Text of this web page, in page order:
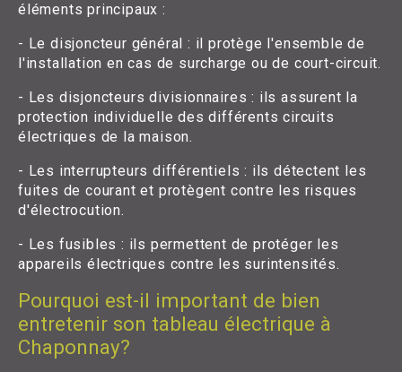
éléments principaux :
- Le disjoncteur général : il protège l'ensemble de
l'installation en cas de surcharge ou de court-circuit.
- Les disjoncteurs divisionnaires : ils assurent la
protection individuelle des différents circuits
électriques de la maison.
- Les interrupteurs différentiels : ils détectent les
fuites de courant et protègent contre les risques
d'électrocution.
- Les fusibles : ils permettent de protéger les
appareils électriques contre les surintensités.
Pourquoi est-il important de bien
entretenir son tableau électrique à
Chaponnay?